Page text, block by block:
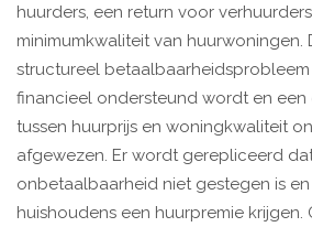
huurders, een return voor
minimumkwaliteit van huurwoningen.
structureel
financieel ondersteund wordt en
tussen huurprijs en woningkwaliteit
afgewezen. Er wordt gerepliceerd
onbetaalbaarheid niet gestegen is
huishoudens een huurpremie